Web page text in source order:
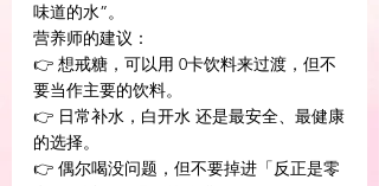
味道的水”。
营养师的建议：
👉 想戒糖，可以用 0卡饮料来过渡，但不
要当作主要的饮料。
👉 日常补水，白开水 还是最安全、最健康
的选择。
👉 偶尔喝没问题，但不要掉进「反正是零